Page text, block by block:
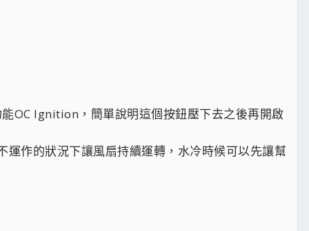
OC Ignition，簡單說明這個按鈕壓下去之後再開啟
作的狀況下讓風扇持續運轉，水冷時候可以先讓幫